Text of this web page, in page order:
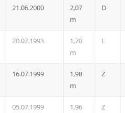
21.06.2000
2,07
m
D
20.07.1993
1,70
m
L
16.07.1999
1,98
m
Z
05.07.1999 1,96 Z